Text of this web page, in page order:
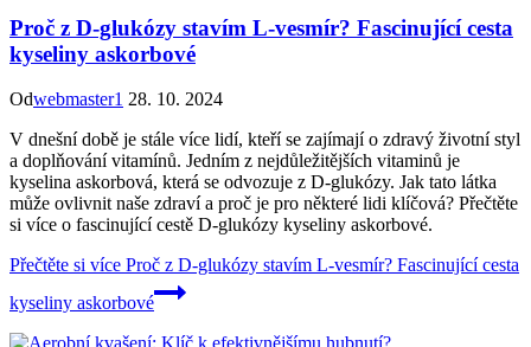
Proč z D-glukózy stavím L-vesmír? Fascinující cesta
kyseliny askorbové
Odwebmaster1 28. 10. 2024
V dnešní době je stále více lidí, kteří se zajímají o zdravý životní styl
a doplňování vitamínů. Jedním z nejdůležitějších vitaminů je
kyselina askorbová, která se odvozuje z D-glukózy. Jak tato látka
může ovlivnit naše zdraví a proč je pro některé lidi klíčová? Přečtěte
si více o fascinující cestě D-glukózy kyseliny askorbové.
Přečtěte si více Proč z D-glukózy stavím L-vesmír? Fascinující cesta
kyseliny askorbové